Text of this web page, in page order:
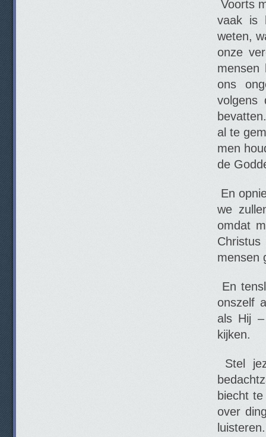
Voorts
vaak is
weten,
onze
mensen
ons
volgens
al te
men
de
En
we
omdat
Christus
mensen
En
onszelf
als Hij
kijken.
Stel
biecht
over
luisteren.